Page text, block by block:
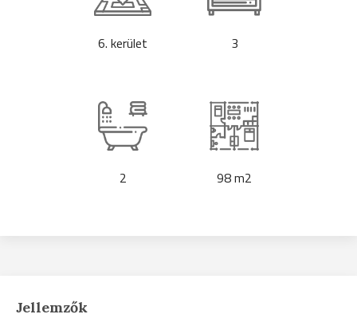
6. kerület 3
2 98 m2
Jellemzők